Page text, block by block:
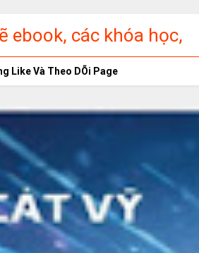
ebook, các khóa học,
phí
Like Và Theo DÕi Page